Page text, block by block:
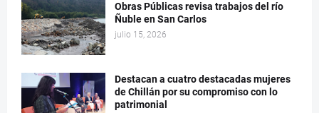
Obras Públicas revisa trabajos del río
Ñuble en San Carlos
julio 15, 2026
Destacan a cuatro destacadas mujeres
de Chillán por su compromiso con lo
patrimonial